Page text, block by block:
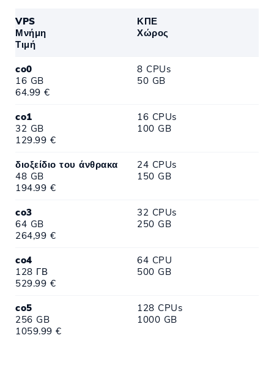
VPS
ΚΠΕ
Μνήμη
Χώρος
Τιμή
co0
8 CPUs
16 GB
50 GB
64.99 €
co1
16 CPUs
32 GB
100 GB
129.99 €
διοξείδιο του άνθρακα
24 CPUs
48 GB
150 GB
194.99 €
co3
32 CPUs
64 GB
250 GB
264,99 €
co4
64 CPU
128 ΓΒ
500 GB
529.99 €
co5
128 CPUs
256 GB
1000 GB
1059.99 €